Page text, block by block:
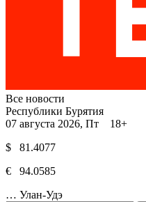
Все новости
Республики Бурятия
07 августа 2026, Пт 18+
$ 81.4077
€ 94.0585
… Улан-Удэ